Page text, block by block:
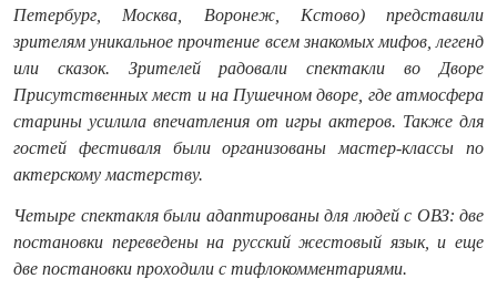
Петербург, Москва, Воронеж, Кстово) представили
зрителям уникальное прочтение всем знакомых мифов, легенд
или сказок. Зрителей радовали спектакли во Дворе
Присутственных мест и на Пушечном дворе, где атмосфера
старины усилила впечатления от игры актеров. Также для
гостей фестиваля были организованы мастер-классы по
актерскому мастерству.
Четыре спектакля были адаптированы для людей с ОВЗ: две
постановки переведены на русский жестовый язык, и еще
две постановки проходили с тифлокомментариями.